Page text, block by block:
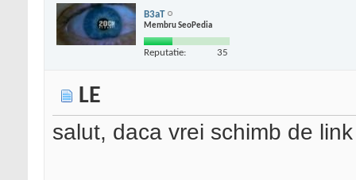
B3aT
Membru SeoPedia
Reputatie: 35
LE
salut, daca vrei schimb de